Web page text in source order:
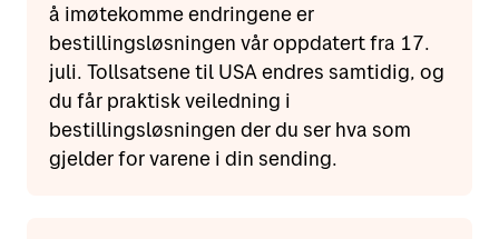
å imøtekomme endringene er
bestillingsløsningen vår oppdatert fra 17.
juli. Tollsatsene til USA endres samtidig, og
du får praktisk veiledning i
bestillingsløsningen der du ser hva som
gjelder for varene i din sending.